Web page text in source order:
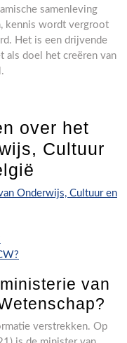
samenleving
kennis wordt vergroot
Het is een drijvende
als doel het creëren van
over het
Cultuur
Onderwijs, Cultuur en
van
verstrekken. Op